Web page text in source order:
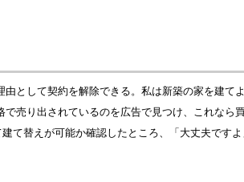
として契約を解除できる。私は新築の家を建て
売り出されているのを広告で見つけ、これなら
て替えが可能か確認したところ、「大丈夫です